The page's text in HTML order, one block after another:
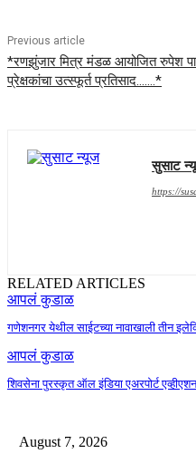
Previous article
*रणझुंजार मित्र मंडळ आयोजित रुपेश
प्रेक्षकांचा उत्स्फूर्त प्रतिसाद…….*
सुसाट
https://
RELATED ARTICLES
आपलं कुडाळ
गणेशनगर येथील साईटच्या नावाखाली तीन
आपलं कुडाळ
शिवसेना पुरस्कृत ऑल इंडिया एअरपोर्ट
August 7, 2026